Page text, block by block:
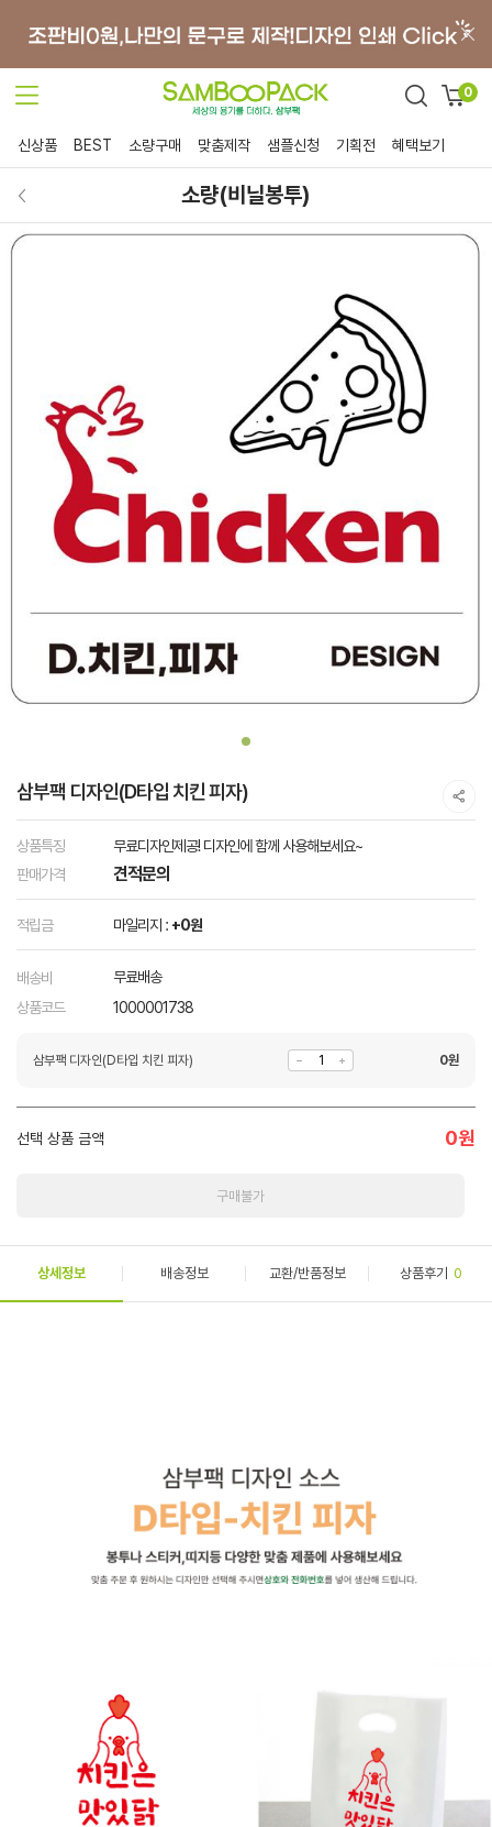
0
신상품 BEST 소량구매 맞춤제작 샘플신청 기획전 혜택보기
소량(비닐봉투)
삼부팩 디자인(D타입 치킨 피자)
상품특징
무료디자인제공! 디자인에 함께 사용해보세요~
판매가격
견적문의
적립금 마일리지 : +0원
배송비
무료배송
상품코드
1000001738
삼부팩 디자인(D타입 치킨 피자) 0원
선택 상품 금액 0원
구매불가
상세정보 배송정보 교환/반품정보 상품후기 0